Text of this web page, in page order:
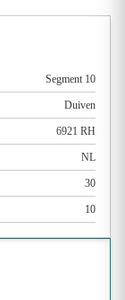
Segment 10
Duiven
6921 RH
NL
30
10